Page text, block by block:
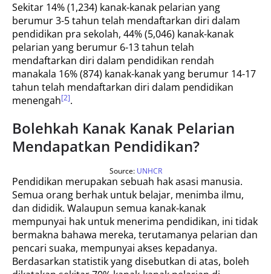
Sekitar 14% (1,234) kanak-kanak pelarian yang
berumur 3-5 tahun telah mendaftarkan diri dalam
pendidikan pra sekolah, 44% (5,046) kanak-kanak
pelarian yang berumur 6-13 tahun telah
mendaftarkan diri dalam pendidikan rendah
manakala 16% (874) kanak-kanak yang berumur 14-17
tahun telah mendaftarkan diri dalam pendidikan
menengah[2].
Bolehkah Kanak Kanak Pelarian
Mendapatkan Pendidikan?
Source: UNHCR
Pendidikan merupakan sebuah hak asasi manusia.
Semua orang berhak untuk belajar, menimba ilmu,
dan dididik. Walaupun semua kanak-kanak
mempunyai hak untuk menerima pendidikan, ini tidak
bermakna bahawa mereka, terutamanya pelarian dan
pencari suaka, mempunyai akses kepadanya.
Berdasarkan statistik yang disebutkan di atas, boleh